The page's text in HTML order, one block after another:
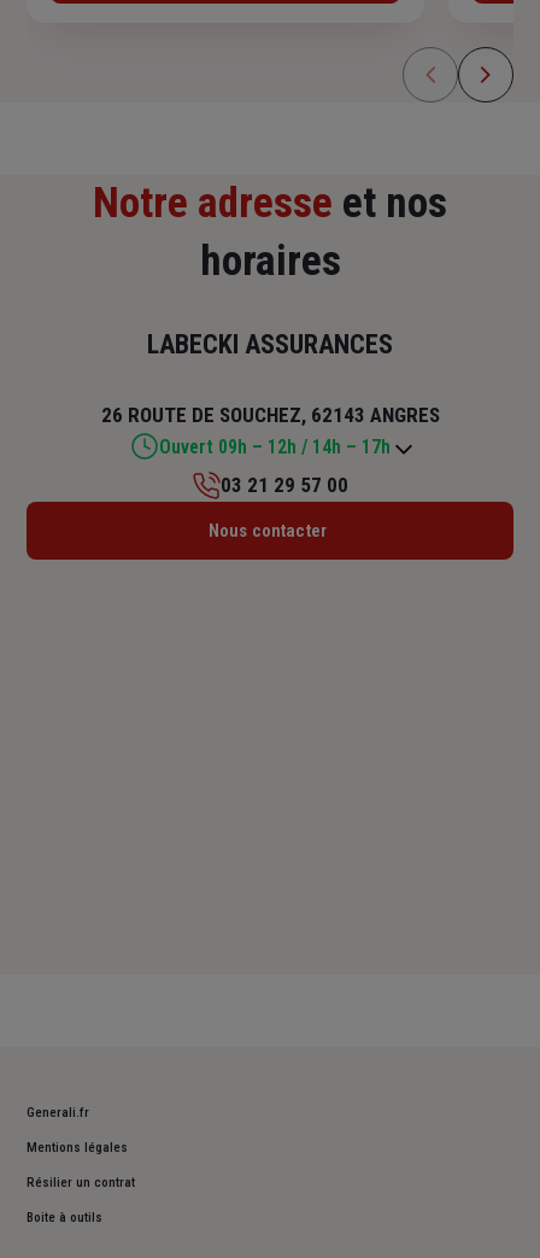
Notre adresse et nos
horaires
LABECKI ASSURANCES
26 ROUTE DE SOUCHEZ, 62143 ANGRES
Ouvert 09h – 12h / 14h – 17h
Lundi : 09h – 12h / 14h – 18h
03 21 29 57 00
Nous contacter
Generali.fr
Mentions légales
Résilier un contrat
Boite à outils